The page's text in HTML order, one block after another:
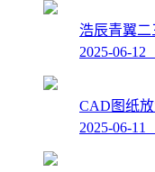
浩辰青翼
2025-06-
CAD图纸放
2025-06-